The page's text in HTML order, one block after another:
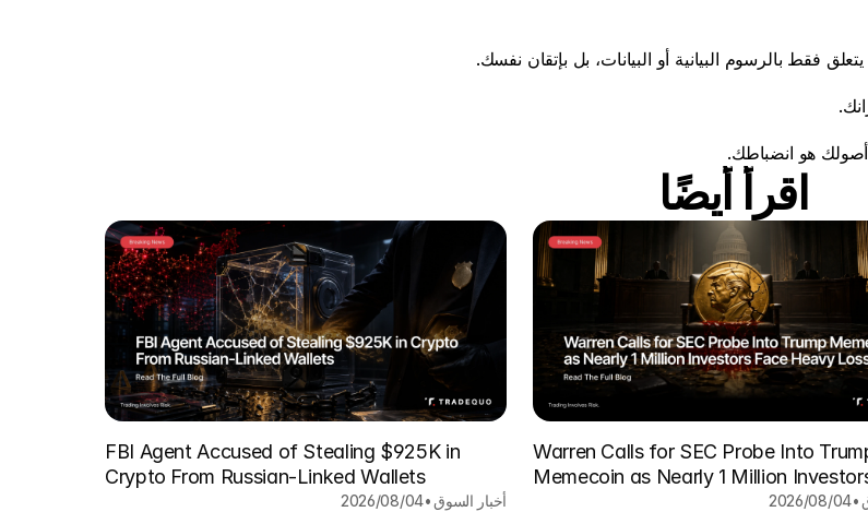
أصولك هو انضباطك.
اقرأ أيضًا
Warren Calls for SEC Probe Into
Memecoin as Nearly 1 Million
•
04‏/08‏/2026
FBI Agent Accused of Stealing $925K in
Crypto From Russian-Linked Wallets
أخبار السوق •
04‏/08‏/2026